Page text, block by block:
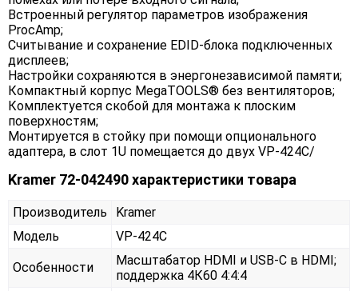
Встроенный регулятор параметров изображения
ProcAmp;
Считывание и сохранение EDID-блока подключенных
дисплеев;
Настройки сохраняются в энергонезависимой памяти;
Компактный корпус MegaTOOLS® без вентиляторов;
Комплектуется скобой для монтажа к плоским
поверхностям;
Монтируется в стойку при помощи опционального
адаптера, в слот 1U помещается до двух VP-424C/
Kramer 72-042490 характеристики товара
Производитель
Kramer
Модель
VP-424C
Особенности
Масштабатор HDMI и USB-C в HDMI;
поддержка 4К60 4:4:4